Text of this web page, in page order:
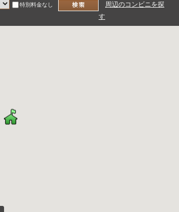
特別料金なし
周辺のコンビニを探
す